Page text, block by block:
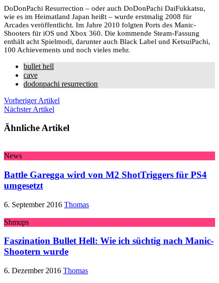
DoDonPachi Resurrection – oder auch DoDonPachi DaiFukkatsu,
wie es im Heimatland Japan heißt – wurde erstmalig 2008 für
Arcades veröffentlicht. Im Jahre 2010 folgten Ports des Manic-
Shooters für iOS und Xbox 360. Die kommende Steam-Fassung
enthält acht Spielmodi, darunter auch Black Label und KetsuiPachi,
100 Achievements und noch vieles mehr.
bullet hell
cave
dodonpachi resurrection
Vorheriger Artikel
Nächster Artikel
Ähnliche Artikel
News
Battle Garegga wird von M2 ShotTriggers für PS4
umgesetzt
6. September 2016 Thomas
Shmups
Faszination Bullet Hell: Wie ich süchtig nach Manic-
Shootern wurde
6. Dezember 2016 Thomas